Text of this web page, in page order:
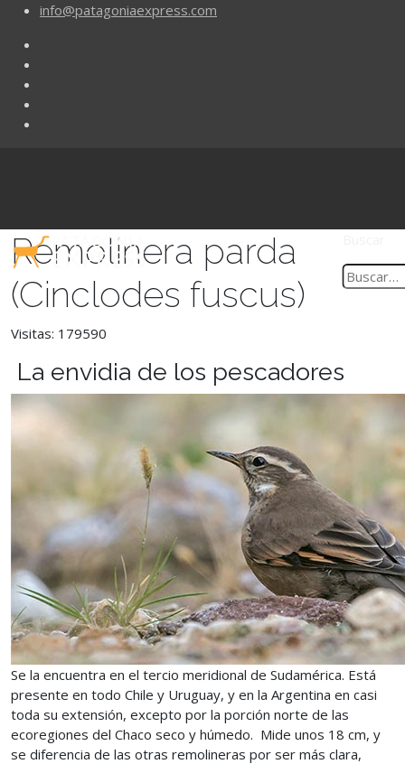
info@patagoniaexpress.com
Remolinera parda
(Cinclodes fuscus)
Visitas: 179590
La envidia de los pescadores
Se la encuentra en el tercio meridional de Sudamérica. Está
presente en todo Chile y Uruguay, y en la Argentina en casi
toda su extensión, excepto por la porción norte de las
ecoregiones del Chaco seco y húmedo. Mide unos 18 cm, y
se diferencia de las otras remolineras por ser más clara,